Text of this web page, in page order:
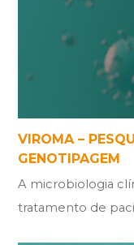
VIROMA –
GENOTIPAGEM
A microbiologia
tratamento de